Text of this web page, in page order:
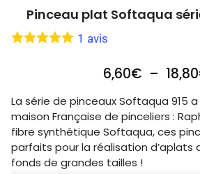
Pinceau plat Softaqua
1 avis
6,60€ – 18,80
La série de pinceaux Softaqua 915
maison Française de pinceliers :
fibre synthétique Softaqua, ces
parfaits pour la réalisation d’aplats
fonds de grandes tailles !